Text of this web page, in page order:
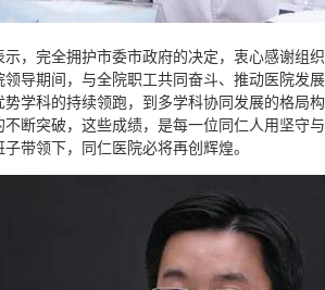
，完全拥护市委市政府的决定，衷心感谢组
导期间，与全院职工共同奋斗、推动医院发
学科的持续领跑，到多学科协同发展的格局
断突破，这些成绩，是每一位同仁人用坚守
带领下，同仁医院必将再创辉煌。